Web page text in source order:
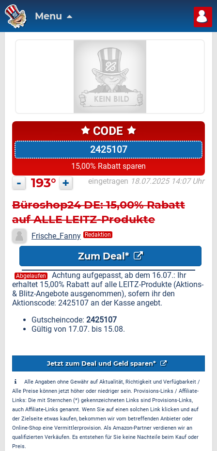
Menu
2425107
15,00% Rabatt sparen
- 193° + eingetragen 18.07.2025 14:07 Uhr
Büroshop24 DE: 15,00% Rabatt
auf ALLE LEITZ-Produkte
Frische_Fanny Redaktion
Zum Deal*
Abgelaufen
Achtung aufgepasst, ab dem 16.07.: Ihr
erhaltet 15,00% Rabatt auf alle LEITZ-Produkte (Aktions-
& Blitz-Angebote ausgenommen), sofern ihr den
Aktionscode: 2425107 an der Kasse angebt.
Gutscheincode: 2425107
Gültig von 17.07. bis 15.08.
Jetzt zum Deal und Geld sparen*
Alle Angaben ohne Gewähr auf Aktualität, Richtigkeit und Verfügbarkeit /
Alle Preise können jetzt höher oder niedriger sein. Provisions-Links / Affiliate-
Links: Die mit Sternchen (*) gekennzeichneten Links sind Provisions-Links,
auch Affiliate-Links genannt. Wenn Sie auf einen solchen Link klicken und auf
der Zielseite etwas kaufen, bekommen wir vom betreffenden Anbieter oder
Online-Shop eine Vermittlerprovision. Als Amazon-Partner verdienen wir an
qualifizierten Verkäufen. Es entstehen für Sie keine Nachteile beim Kauf oder
Preis.